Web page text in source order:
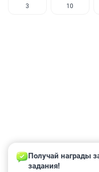
3 10
Получай награды
задания!